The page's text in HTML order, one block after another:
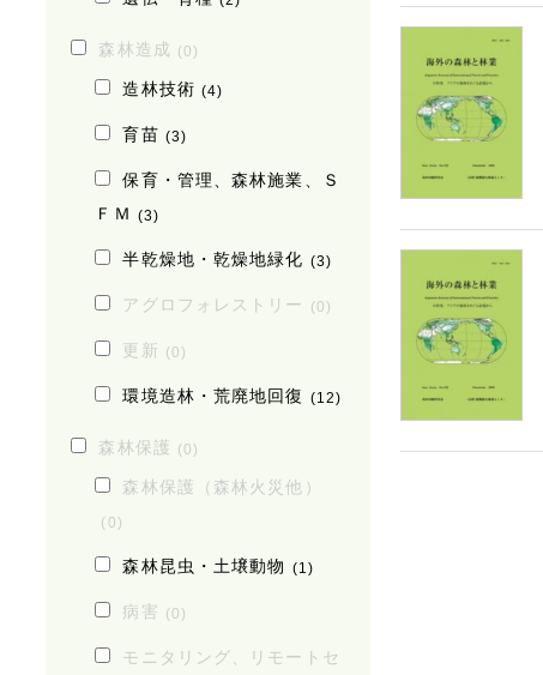
森林造成 (0)
造林技術 (4)
育苗 (3)
保育・管理、森林施業、Ｓ
ＦＭ (3)
半乾燥地・乾燥地緑化 (3)
アグロフォレストリー (0)
更新 (0)
環境造林・荒廃地回復 (12)
森林保護 (0)
森林保護（森林火災他）
(0)
森林昆虫・土壌動物 (1)
病害 (0)
モニタリング、リモートセ